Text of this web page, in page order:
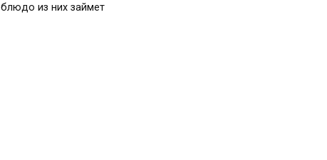
блюдо из них займет